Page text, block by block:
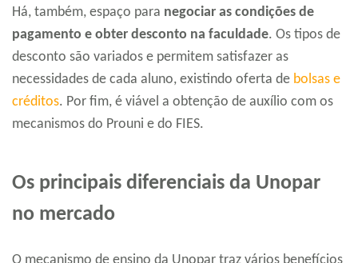
Há, também, espaço para negociar as condições de
pagamento e obter desconto na faculdade. Os tipos de
desconto são variados e permitem satisfazer as
necessidades de cada aluno, existindo oferta de bolsas e
créditos. Por fim, é viável a obtenção de auxílio com os
mecanismos do Prouni e do FIES.
Os principais diferenciais da Unopar
no mercado